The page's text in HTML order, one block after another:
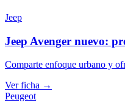
Jeep
Jeep Avenger nuevo:
Comparte enfoque urbano y
Ver ficha →
Peugeot